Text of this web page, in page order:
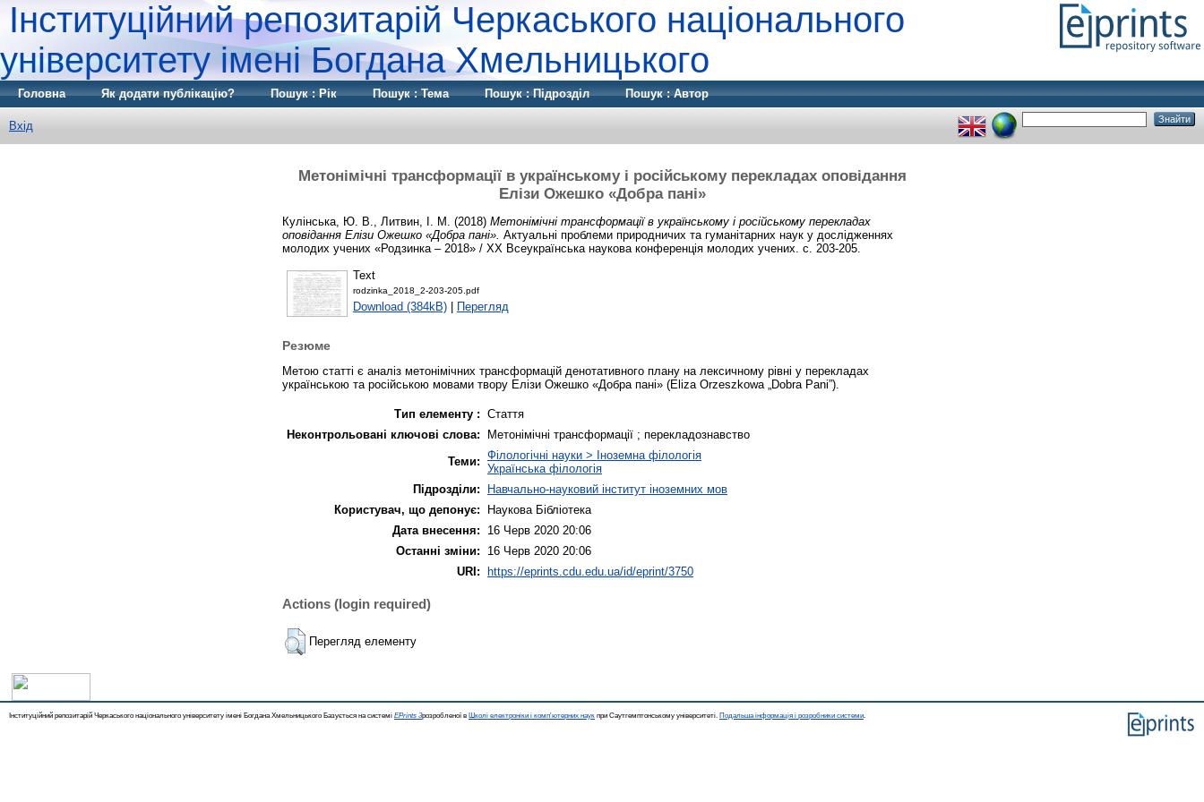
Інституційний репозитарій Черкаського національного
університету імені Богдана Хмельницького
Головна Як додати публікацію? Пошук : Рік Пошук : Тема Пошук : Підрозділ Пошук : Автор
Вхід
Метонімічні трансформації в українському і російському перекладах оповідання
Елізи Ожешко «Добра пані»
Кулінська, Ю. В. Литвин, І. М. (2018) Метонімічні трансформації в українському і російському перекладах
оповідання Елізи Ожешко «Добра пані». Актуальні проблеми природничих та гуманітарних наук у дослідженнях
молодих учених «Родзинка – 2018» / XX Всеукраїнська наукова конференція молодих учених. с. 203-205.
Text
rodzinka_2018_2-203-205.pdf
Download (384kB) Перегляд
Резюме
Метою статті є аналіз метонімічних трансформацій денотативного плану на лексичному рівні у перекладах
українською та російською мовами твору Елізи Ожешко «Добра пані» (Eliza Orzeszkowa „Dobra Pani”).
Тип елементу : Стаття
Неконтрольовані ключові слова:
Метонімічні трансформації ; перекладознавство
Теми: Філологічні науки > Іноземна філологія
Українська філологія
Підрозділи:
Навчально-науковий інститут іноземних мов
Користувач, що депонує:
Наукова Бібліотека
Дата внесення:
16 Черв 2020 20:06
Останні зміни:
16 Черв 2020 20:06
URI: https://eprints.cdu.edu.ua/id/eprint/3750
Actions (login required)
Перегляд елементу
Інституційний репозитарій Черкаського національного університету імені Богдана Хмельницького Базується на системі EPrints 3розробленої в Школі електроніки і комп'ютерних наук при Саутгемптонському університеті. Подальша інформація і розробники системи